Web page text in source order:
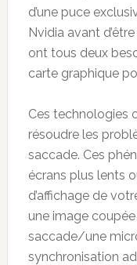
d’une puce
Nvidia avant
ont tous deux
carte graphique
Ces technologies
résoudre les
saccade. Ces
écrans plus lents
d’affichage de
une image
saccade/une
synchronisation